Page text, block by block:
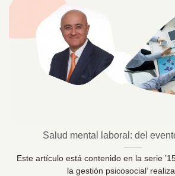
Salud mental laboral: del
Este artículo está contenido en la serie
la gestión psicosocial’